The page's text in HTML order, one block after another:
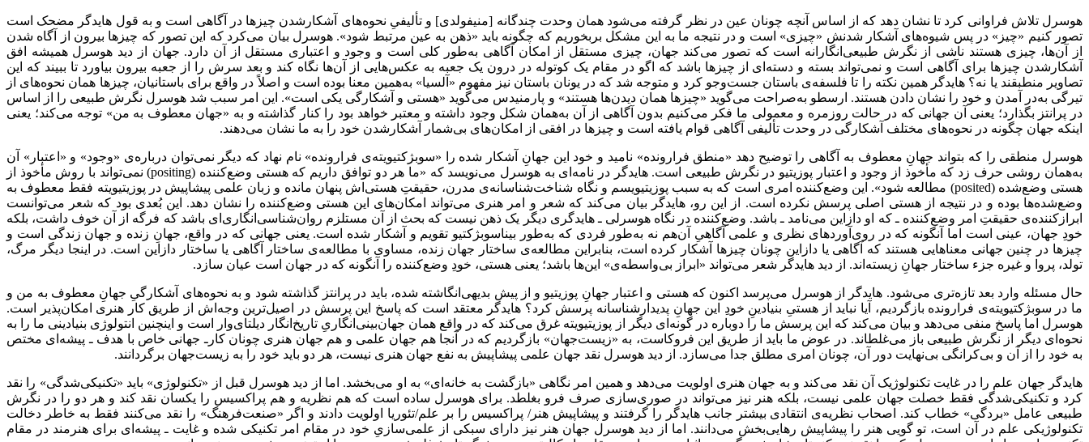
هوسرل تلاش فراوانی کرد تا نشان دهد که از اساس آنچه چونان عین در نظر گرفته می‌‌شود همان وحدت چندگانه [منیفولدی] و تألیفیِ نحوه‌‌های آشکارشدن چیزها در آگاهی است و به قول هایدگر مضحک است
تصور کنیم «چیز» در پس شیوه‌‌های آشکار شدنش «چیزی» است و در نتیجه ما به این مشکل بربخوریم که چگونه باید «ذهن به عین مرتبط شود». هوسرل بیان می‌‌کرد که این تصور که چیزها بیرون از آگاه شدن
از آن‌‌ها، چیزی هستند ناشی از نگرش طبیعی‌‌انگارانه است که تصور می‌‌کند جهان، چیزی مستقل از امکان آگاهی به‌‌طور کلی است و وجود و اعتباری مستقل از آن دارد. جهان از دید هوسرل همیشه افق
آشکارشدن چیزها برای آگاهی است و نمی‌‌تواند بسته و دسته‌‌ای از چیزها باشد که اگو در مقام یک کوتوله در درون یک جعبه به عکس‌‌هایی از آن‌‌ها نگاه کند و بعد سرش را از جعبه بیرون بیاورد تا ببیند که این
تصاویر منطبقند یا نه؟ هایدگر همین نکته را تا فلسفه‌‌ی باستان جست‌وجو کرد و متوجه شد که در یونان باستان نیز مفهوم «آلسیا» به‌همین معنا بوده است و اصلاً در واقع برای باستانیان، چیزها همان نحوه‌‌های از
تیرگی به‌در آمدن و خود را نشان دادن هستند. ارسطو به‌صراحت می‌‌گوید «چیزها همان دیدن‌‌ها هستند» و پارمنیدس می‌‌گوید «هستی و آشکارگی یکی است». این امر سبب شد هوسرل نگرش طبیعی را از اساس
در پرانتز بگذارد؛ یعنی آن جهانی که در حالت روزمره و معمولی ما فکر می‌‌کنیم بدون آگاهی از آن به‌همان شکل وجود داشته و معتبر خواهد بود را کنار گذاشته و به «جهان معطوف به من» توجه می‌‌کند؛ یعنی
اینکه جهان چگونه در نحوه‌‌های مختلف آشکارگی در وحدت تألیفی آگاهی قوام یافته است و چیزها در افقی از امکان‌‌های بی‌‌شمار آشکارشدن خود را به ما نشان می‌‌دهند.
هوسرل منطقی را که بتواند جهانِ معطوف به آگاهی را توضیح دهد «منطق فرارونده» نامید و خود این جهانِ آشکار شده را «سوبژکتیویته‌‌ی فرارونده» نام نهاد که دیگر نمی‌‌توان درباره‌‌ی «وجود» و «اعتبار» آن
به‌‌همان روشی حرف زد که مأخوذ از وجود و اعتبار پوزیتیو در نگرش طبیعی است. هایدگر در نامه‌‌ای به هوسرل می‌‌نویسد که «ما هر دو توافق داریم که هستی وضع‌‌کننده (positing) نمی‌‌تواند با روش مأخوذ از
هستی وضع‌‌شده (posited) مطالعه شود». این وضع‌‌کننده امری است که به سبب پوزیتیویسم و نگاه شناخت‌‌شناسانه‌‌ی مدرن، حقیقتِ هستی‌‌اش پنهان مانده و زبان علمی پیشاپیش در پوزیتیویته فقط معطوف به
وضع‌‌شده‌‌ها بوده و در نتیجه از هستی اصلی پرسش نکرده است. از این رو، هایدگر بیان می‌‌کند که شعر و امر هنری می‌‌تواند امکان‌‌های این هستی وضع‌‌کننده را نشان دهد. این بُعدی بود که شعر می‌‌توانست
ابرازکننده‌‌ی حقیقتِ امر وضع‌کننده ـ که او دازاین می‌‌نامد ـ باشد. وضع‌‌کننده در نگاه هوسرلی ـ هایدگری دیگر یک ذهن نیست که بحث از آن مستلزم روان‌‌شناسی‌‌انگاری‌‌ای باشد که فرگه از آن خوف داشت، بلکه
خودِ جهان، عینی است اما آنگونه که در روی‌‌آوردهای نظری و علمی آگاهیِ آن‌هم نه به‌‌طور فردی که به‌‌طور بیناسوبژکتیو تقویم و آشکار شده است. یعنی جهانی که در واقع، جهانِ زنده و جهان زندگی است و
چیزها در چنین جهانی معناهایی هستند که آگاهی یا دازاین چونان چیزها آشکار کرده است، بنابراین مطالعه‌‌ی ساختار جهان زنده، مساوی با مطالعه‌‌ی ساختار آگاهی یا ساختار دازاین است. در اینجا دیگر مرگ،
تولد، پروا و غیره جزء ساختار جهانِ زیسته‌‌اند. از دید هایدگر شعر می‌‌تواند «ابراز بی‌‌واسطه‌‌ی» این‌ها باشد؛ یعنی هستی، خودِ وضع‌‌کننده را آنگونه که در جهان است عیان سازد.
حال مسئله وارد بعد تازه‌‌تری می‌‌شود. هایدگر از هوسرل می‌‌پرسد اکنون که هستی و اعتبار جهانِ پوزیتیو و از پیش بدیهی‌‌انگاشته شده، باید در پرانتز گذاشته شود و به نحوه‌‌های آشکارگیِ جهانِ معطوف به من و
ما در سوبژکتیویته‌‌ی فرارونده بازگردیم، آیا نباید از هستیِ بنیادینِ خودِ این جهانِ پدیدارشناسانه پرسش کرد؟ هایدگر معتقد است که پاسخ این پرسش در اصیل‌‌ترین وجه‌‌اش از طریق کار هنری امکان‌‌پذیر است.
هوسرل اما پاسخ منفی می‌‌دهد و بیان می‌‌کند که این پرسش ما را دوباره در گونه‌‌ای دیگر از پوزیتیویته غرق می‌‌کند که در واقع همان جهان‌‌بینی‌‌انگاریِ تاریخ‌انگار دیلتای‌‌وار است و اینچنین انتولوژی بنیادینی ما را به
نحوه‌‌ای دیگر از نگرش طبیعی باز می‌‌غلطاند. در عوض ما باید از طریق این فروکاست، به «زیست‌‌جهان» بازگردیم که در آنجا هم جهان علمی و هم جهان هنری چونان کارـ جهانی خاص با هدف ـ پیشه‌‌ای مختص
به خود را از آن و بی‌‌کرانگی بی‌‌نهایت دور آن، چونان امری مطلق جدا می‌‌سازد. از دید هوسرل نقد جهان علمی پیشاپیش به نفع جهان هنری نیست، هر دو باید خود را به زیست‌‌جهان برگردانند.
هایدگر جهان علم را در غایت تکنولوژیک آن نقد می‌‌کند و به جهان هنری اولویت می‌‌دهد و همین امر نگاهی «بازگشت به خانه‌‌ای» به او می‌‌بخشد. اما از دید هوسرل قبل از «تکنولوژی» باید «تکنیکی‌‌شدگی» را نقد
کرد و تکنیکی‌‌شدگی فقط خصلت جهان علمی نیست، بلکه هنر نیز می‌‌تواند در صوری‌‌سازی صرف فرو بغلطد. برای هوسرل ساده است که هم نظریه و هم پراکسیس را یکسان نقد کند و هر دو را در نگرش
طبیعی عامل «بردگی» خطاب کند. اصحاب نظریه‌‌ی انتقادی بیشتر جانب هایدگر را گرفتند و پیشاپیش هنر/ پراکسیس را بر علم/تئوریا اولویت دادند و اگر «صنعت‌‌فرهنگ» را نقد می‌‌کنند فقط به خاطر دخالت
تکنولوژیکی علم در آن است، تو گویی هنر را پیشاپیش رهایی‌‌بخش می‌‌دانند. اما از دید هوسرل جهان هنر نیز دارای سبکی از علمی‌‌سازیِ خود در مقام امر تکنیکی شده و غایت‌‌ ـ ‌‌پیشه‌‌ای برای هنرمند در مقام